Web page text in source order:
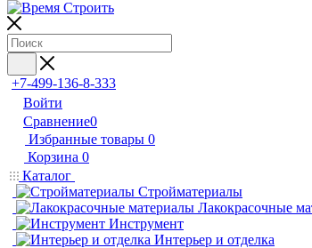
+7-499-136-8-333
Войти
Сравнение0
Избранные товары 0
Корзина 0
Каталог
Стройматериалы
Лакокрасочные
Инструмент
Интерьер и отделка